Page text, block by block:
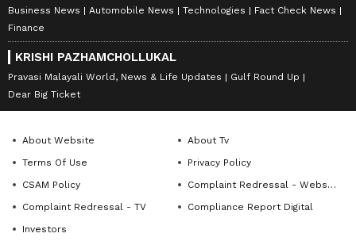
Business News Automobile News Technologies
Fact Check News
Finance
KRISHI PAZHAMCHOLLUKAL
Pravasi Malayali World, News & Life Updates
Gulf Round Up
Dear Big Ticket
About Website
About Tv
Terms Of Use
Privacy Policy
CSAM Policy
Complaint Redressal - Website
Complaint Redressal - TV
Compliance Report Digital
Investors